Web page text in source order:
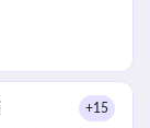
+15